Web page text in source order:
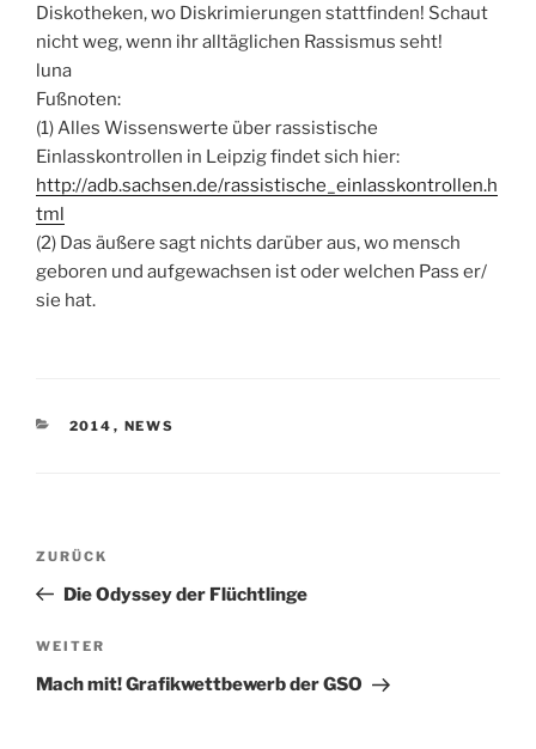
Diskotheken, wo Diskrimierungen stattfinden! Schaut
nicht weg, wenn ihr alltäglichen Rassismus seht!
luna
Fußnoten:
(1) Alles Wissenswerte über rassistische
Einlasskontrollen in Leipzig findet sich hier:
http://adb­.sachsen.de/rassistische_einlasskontrollen.h
tml
(2) Das äußere sagt nichts darüber aus, wo mensch
geboren und aufgewachsen ist oder welchen Pass er/
sie hat.
KATEGORIEN
2014 , NEWS
Beitragsnavigation
Vorheriger
Beitrag
ZURÜCK
Die Odyssey der Flüchtlinge
Nächster
Beitrag
WEITER
Mach mit! Grafikwettbewerb der GSO